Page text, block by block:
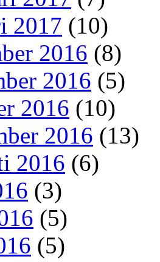
2017 (10)
2016 (8)
2016 (5)
2016 (10)
2016 (13)
2016 (6)
(3)
(5)
(5)